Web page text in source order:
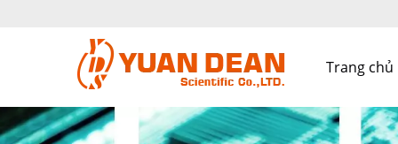
Trang chủ